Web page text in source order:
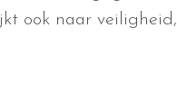
ook naar